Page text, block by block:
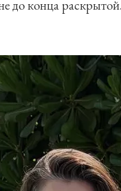
до конца